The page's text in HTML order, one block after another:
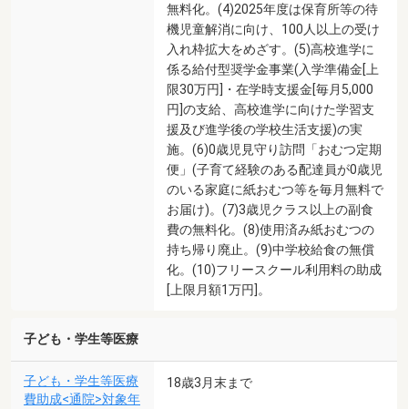
無料化。(4)2025年度は保育所等の待
機児童解消に向け、100人以上の受け
入れ枠拡大をめざす。(5)高校進学に
係る給付型奨学金事業(入学準備金[上
限30万円]・在学時支援金[毎月5,000
円]の支給、高校進学に向けた学習支
援及び進学後の学校生活支援)の実
施。(6)0歳児見守り訪問「おむつ定期
便」(子育て経験のある配達員が0歳児
のいる家庭に紙おむつ等を毎月無料で
お届け)。(7)3歳児クラス以上の副食
費の無料化。(8)使用済み紙おむつの
持ち帰り廃止。(9)中学校給食の無償
化。(10)フリースクール利用料の助成
[上限月額1万円]。
子ども・学生等医療
子ども・学生等医療
費助成<通院>対象年
18歳3月末まで